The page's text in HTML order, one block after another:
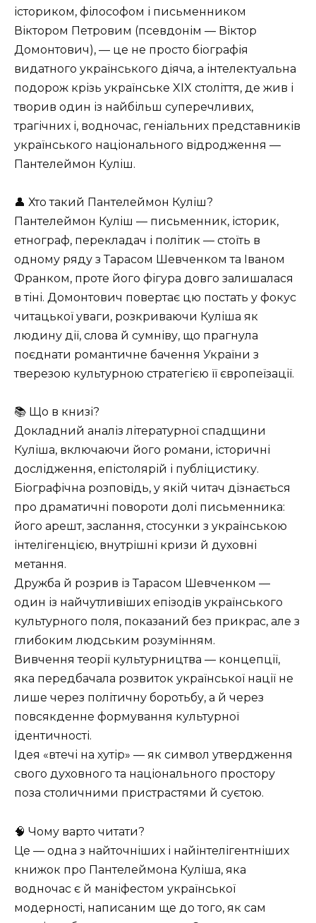
істориком, філософом і письменником
Віктором Петровим (псевдонім — Віктор
Домонтович), — це не просто біографія
видатного українського діяча, а інтелектуальна
подорож крізь українське XIX століття, де жив і
творив один із найбільш суперечливих,
трагічних і, водночас, геніальних представників
українського національного відродження —
Пантелеймон Куліш.
👤 Хто такий Пантелеймон Куліш?
Пантелеймон Куліш — письменник, історик,
етнограф, перекладач і політик — стоїть в
одному ряду з Тарасом Шевченком та Іваном
Франком, проте його фігура довго залишалася
в тіні. Домонтович повертає цю постать у фокус
читацької уваги, розкриваючи Куліша як
людину дії, слова й сумніву, що прагнула
поєднати романтичне бачення України з
тверезою культурною стратегією її європеїзації.
📚 Що в книзі?
Докладний аналіз літературної спадщини
Куліша, включаючи його романи, історичні
дослідження, епістолярій і публіцистику.
Біографічна розповідь, у якій читач дізнається
про драматичні повороти долі письменника:
його арешт, заслання, стосунки з українською
інтелігенцією, внутрішні кризи й духовні
метання.
Дружба й розрив із Тарасом Шевченком —
один із найчутливіших епізодів українського
культурного поля, показаний без прикрас, але з
глибоким людським розумінням.
Вивчення теорії культурництва — концепції,
яка передбачала розвиток української нації не
лише через політичну боротьбу, а й через
повсякденне формування культурної
ідентичності.
Ідея «втечі на хутір» — як символ утвердження
свого духовного та національного простору
поза столичними пристрастями й суєтою.
🧠 Чому варто читати?
Це — одна з найточніших і найінтелігентніших
книжок про Пантелеймона Куліша, яка
водночас є й маніфестом української
модерності, написаним ще до того, як сам